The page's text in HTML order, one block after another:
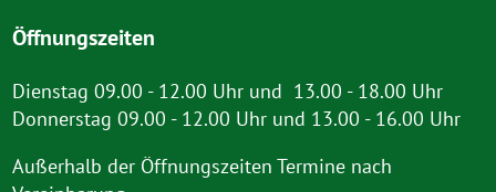
Öffnungszeiten
Dienstag 09.00 - 12.00 Uhr und 13.00 - 18.00 Uhr
Donnerstag 09.00 - 12.00 Uhr und 13.00 - 16.00 Uhr
Außerhalb der Öffnungszeiten Termine nach